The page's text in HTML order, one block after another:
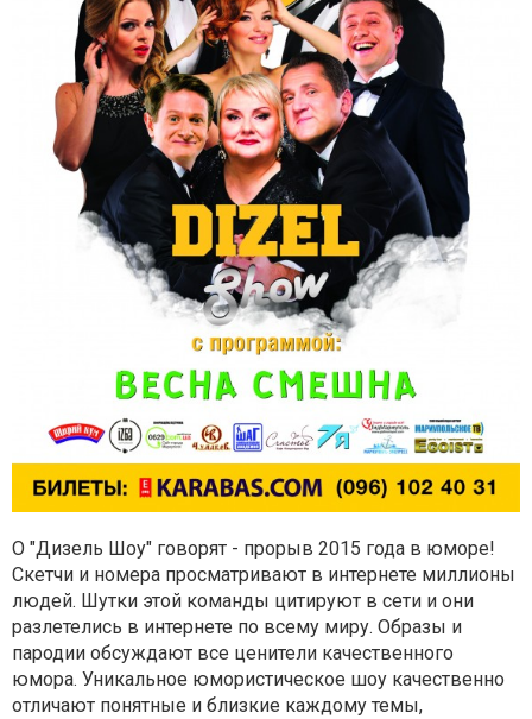
О "Дизель Шоу" говорят - прорыв 2015 года в юморе!
Скетчи и номера просматривают в интернете миллионы
людей. Шутки этой команды цитируют в сети и они
разлетелись в интернете по всему миру. Образы и
пародии обсуждают все ценители качественного
юмора. Уникальное юмористическое шоу качественно
отличают понятные и близкие каждому темы,